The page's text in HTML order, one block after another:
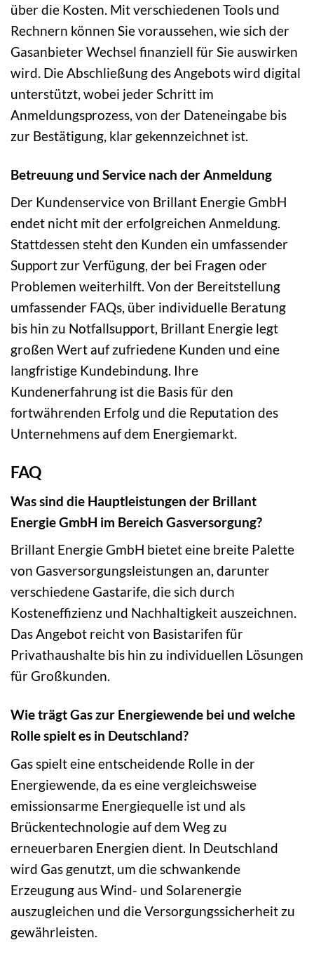
über die Kosten. Mit verschiedenen Tools und
Rechnern können Sie voraussehen, wie sich der
Gasanbieter Wechsel finanziell für Sie auswirken
wird. Die Abschließung des Angebots wird digital
unterstützt, wobei jeder Schritt im
Anmeldungsprozess, von der Dateneingabe bis
zur Bestätigung, klar gekennzeichnet ist.
Betreuung und Service nach der Anmeldung
Der Kundenservice von Brillant Energie GmbH
endet nicht mit der erfolgreichen Anmeldung.
Stattdessen steht den Kunden ein umfassender
Support zur Verfügung, der bei Fragen oder
Problemen weiterhilft. Von der Bereitstellung
umfassender FAQs, über individuelle Beratung
bis hin zu Notfallsupport, Brillant Energie legt
großen Wert auf zufriedene Kunden und eine
langfristige Kundebindung. Ihre
Kundenerfahrung ist die Basis für den
fortwährenden Erfolg und die Reputation des
Unternehmens auf dem Energiemarkt.
FAQ
Was sind die Hauptleistungen der Brillant
Energie GmbH im Bereich Gasversorgung?
Brillant Energie GmbH bietet eine breite Palette
von Gasversorgungsleistungen an, darunter
verschiedene Gastarife, die sich durch
Kosteneffizienz und Nachhaltigkeit auszeichnen.
Das Angebot reicht von Basistarifen für
Privathaushalte bis hin zu individuellen Lösungen
für Großkunden.
Wie trägt Gas zur Energiewende bei und welche
Rolle spielt es in Deutschland?
Gas spielt eine entscheidende Rolle in der
Energiewende, da es eine vergleichsweise
emissionsarme Energiequelle ist und als
Brückentechnologie auf dem Weg zu
erneuerbaren Energien dient. In Deutschland
wird Gas genutzt, um die schwankende
Erzeugung aus Wind- und Solarenergie
auszugleichen und die Versorgungssicherheit zu
gewährleisten.